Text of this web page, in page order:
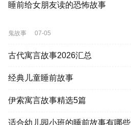
睡前给女朋友读的恐怖故事
鬼故事 07-05
古代寓言故事2026汇总
经典儿童睡前故事
伊索寓言故事精选5篇
适合幼儿园小班的睡前故事有哪些